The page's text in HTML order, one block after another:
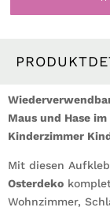
Korb,
Kinderzimmer
Kind,
Frühlingsdeko,
Menge
Maus und Hase
Kinderzimmer
Mit diesen
Osterdeko
Wohnzimmer,